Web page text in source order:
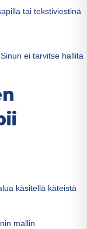
tai tekstiviestinä
ei tarvitse hallita
käsitellä käteistä
mallin